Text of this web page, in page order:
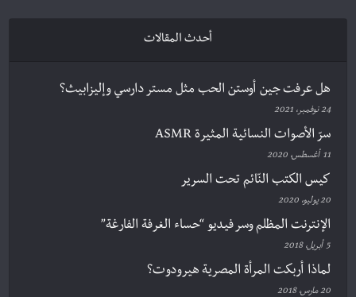
أحدث المقالات
هل عرفت جين أوستن الحب مثل مستر دارسي وإليزابيث؟
24 نوفمبر، 2021
سرّ الأصوات النسائية المثيرة ASMR
11 أغسطس، 2020
كيس الكتب النّائم تحت السرير
20 يوليو، 2020
الإنترنت المظلم وسر فيديو “حساء الغرفة الفارغة”
5 أبريل، 2018
لماذا أربكت المرأة المصرية هيرودوت؟
20 مارس، 2018